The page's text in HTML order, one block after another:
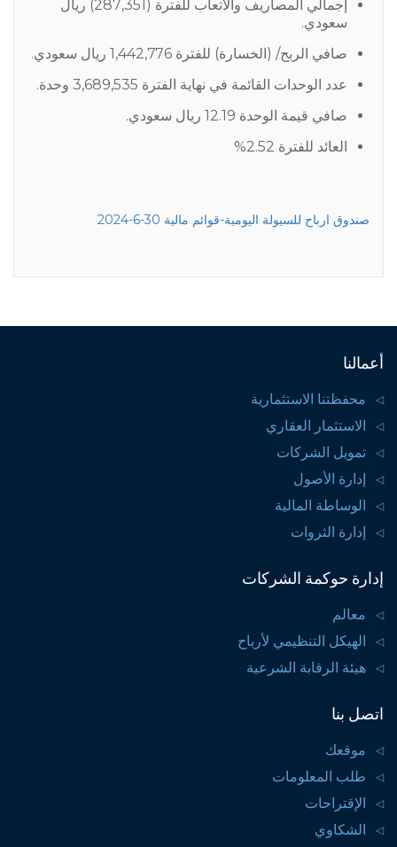
إجمالي المصاريف والأتعاب للفترة (287,351) ريال
سعودي.
صافي الربح/ (الخسارة) للفترة 1,442,776 ريال سعودي.
عدد الوحدات القائمة في نهاية الفترة 3,689,535 وحدة.
صافي قيمة الوحدة 12.19 ريال سعودي.
العائد للفترة 2.52%
صندوق ارباح للسيولة اليومية-قوائم مالية 30-6-2024
أعمالنا
محفظتنا الاستثمارية
الاستثمار العقاري
تمويل الشركات
إدارة الأصول
الوساطة المالية
إدارة الثروات
إدارة حوكمة الشركات
معالم
الهيكل التنظيمي لأرباح
هيئة الرقابة الشرعية
اتصل بنا
موقعك
طلب المعلومات
الإقتراحات
الشكاوي